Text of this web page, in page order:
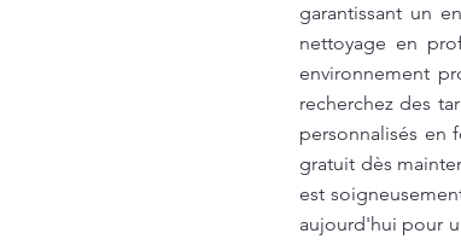
garantissant un
nettoyage en
environnement
recherchez des
personnalisés en
gratuit dès
est
aujourd'hui pour